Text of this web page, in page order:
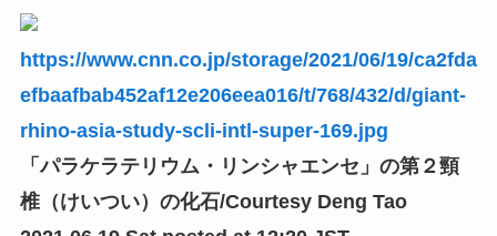
https://www.cnn.co.jp/storage/2021/06/19/ca2fda
efbaafbab452af12e206eea016/t/768/432/d/giant-
rhino-asia-study-scli-intl-super-169.jpg
「パラケラテリウム・リンシャエンセ」の第２頸
椎（けいつい）の化石/Courtesy Deng Tao